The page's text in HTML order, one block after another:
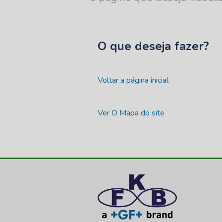
O que deseja fazer?
Voltar a página inicial
Ver O Mapa do site